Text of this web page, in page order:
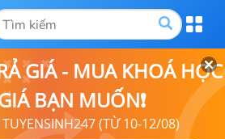
GIÁ - MUA KHOÁ HỌC
BẠN MUỐN❗
(TỪ 10-12/08)